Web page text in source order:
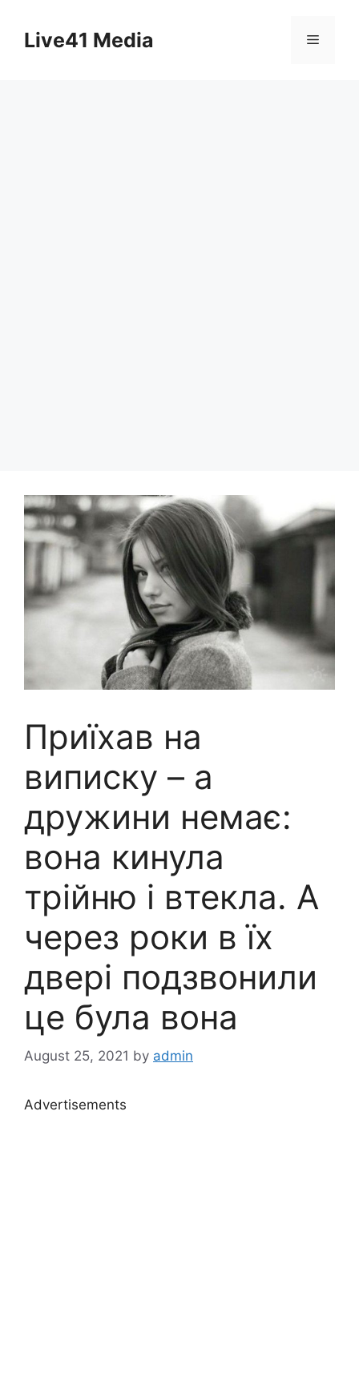
contentLive41 Media Menu
Приїхав на
виписку – а
дружини немає:
вона кинула
трійню і втекла. А
через роки в їх
двері подзвонили
це була вона
August 25, 2021 by admin
Advertisements